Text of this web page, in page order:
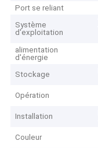
Port se reliant
Système
d'exploitation
alimentation
d'énergie
Stockage
Opération
Installation
Couleur